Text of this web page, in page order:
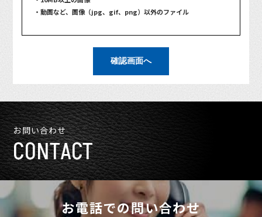
・動画など、画像（jpg、gif、png）以外のファイル
確認画面へ
お問い合わせ
CONTACT
お電話での問い合わせ